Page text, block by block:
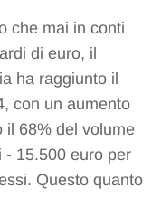
che mai in conti
di euro, il
ha raggiunto il
con un aumento
il 68% del volume
- 15.500 euro per
Questo quanto